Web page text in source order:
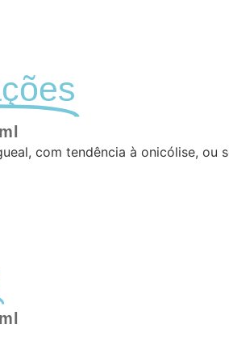
com tendência à onicólise, ou